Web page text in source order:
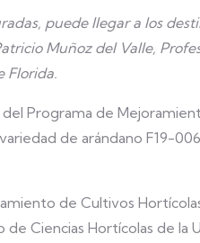
puede llegar a los
Muñoz del Valle,
Florida.
Programa de
de arándano F19-
de Cultivos
Ciencias Hortícolas de la